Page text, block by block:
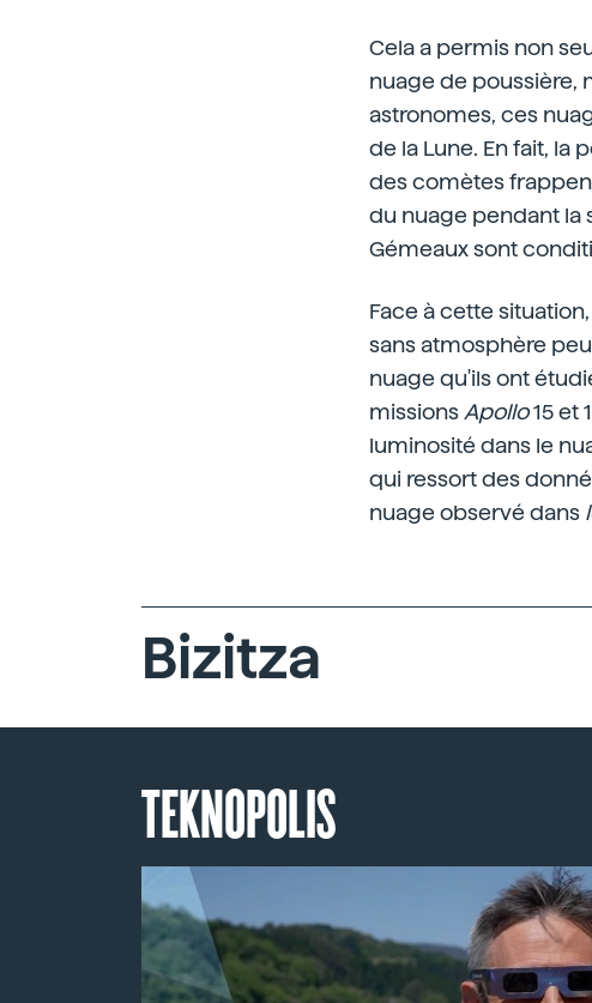
Cela a permis non
nuage de poussière,
astronomes, ces
de la Lune. En fait, la
des comètes
du nuage pendant la
Gémeaux sont
Face à cette
sans atmosphère
nuage qu'ils ont
missions Apollo15 et
luminosité dans le
qui ressort des
nuage observé dans
Bizitza
TEKNOPOLIS